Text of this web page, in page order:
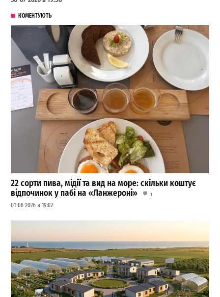
КОМЕНТУЮТЬ
22 сорти пива, мідії та вид на море: скільки коштує
відпочинок у пабі на «Ланжероні»
1
01-08-2026 в 19:02